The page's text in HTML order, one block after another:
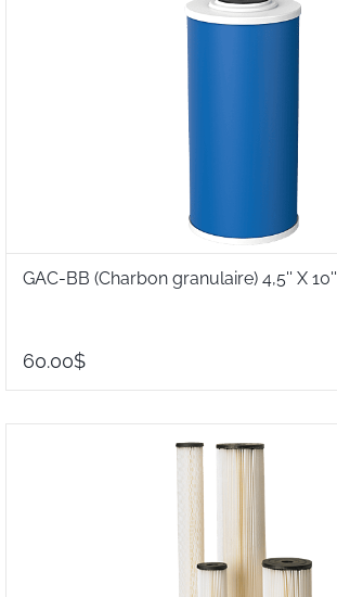
GAC-BB (Charbon granulaire) 4,5'' X 10''
60.00$